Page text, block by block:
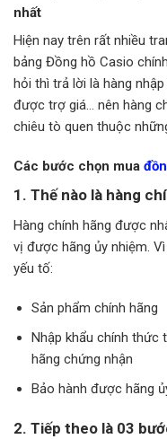
nhất
Hiện nay trên rất nhiều
bảng Đồng hồ Casio
hỏi thì trả lời là hàng
được trợ giá… nên hàng
chiêu tò quen thuộc
Các bước chọn mua
1. Thế nào là hàng
Hàng chính hãng được
vị được hãng ủy nhiệm.
yếu tố:
Sản phẩm chính hãng
Nhập khẩu chính thức
hãng chứng nhận
Bảo hành được hãng
2. Tiếp theo là 03